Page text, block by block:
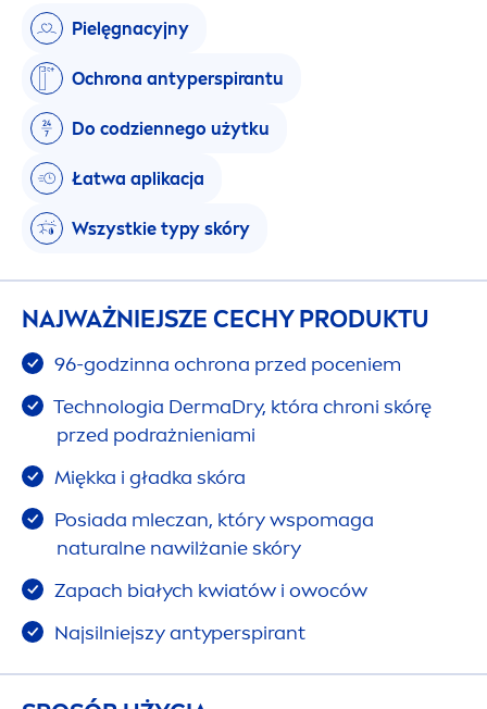
Pielęgnacyjny
Ochrona antyperspirantu
Do codziennego użytku
Łatwa aplikacja
Wszystkie typy skóry
NAJWAŻNIEJSZE CECHY PRODUKTU
96-godzinna ochrona przed poceniem
Technologia DermaDry, która chroni skórę
przed podrażnieniami
Miękka i gładka skóra
Posiada mleczan, który wspomaga
naturalne nawilżanie skóry
Zapach białych kwiatów i owoców
Najsilniejszy antyperspirant